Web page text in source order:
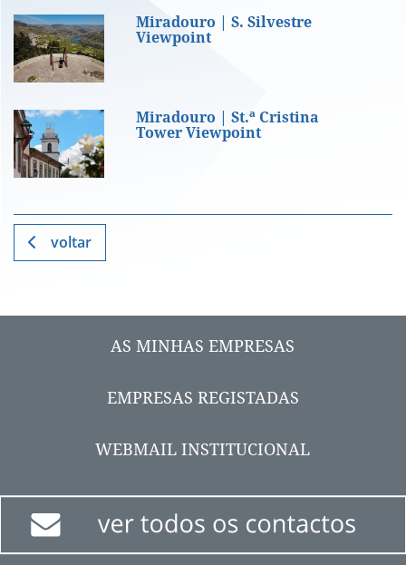
Miradouro | S. Silvestre Viewpoint
Miradouro | S. Silvestre
Viewpoint
Miradouro | St.ª Cristina Tower
Miradouro | St.ª Cristina
Tower Viewpoint
voltar
AS MINHAS EMPRESAS
EMPRESAS REGISTADAS
WEBMAIL INSTITUCIONAL